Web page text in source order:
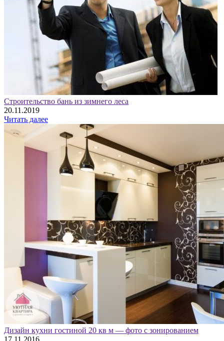
Строительство бань из зимнего леса
20.11.2019
Читать далее
Дизайн кухни гостиной 20 кв м — фото с зонированием